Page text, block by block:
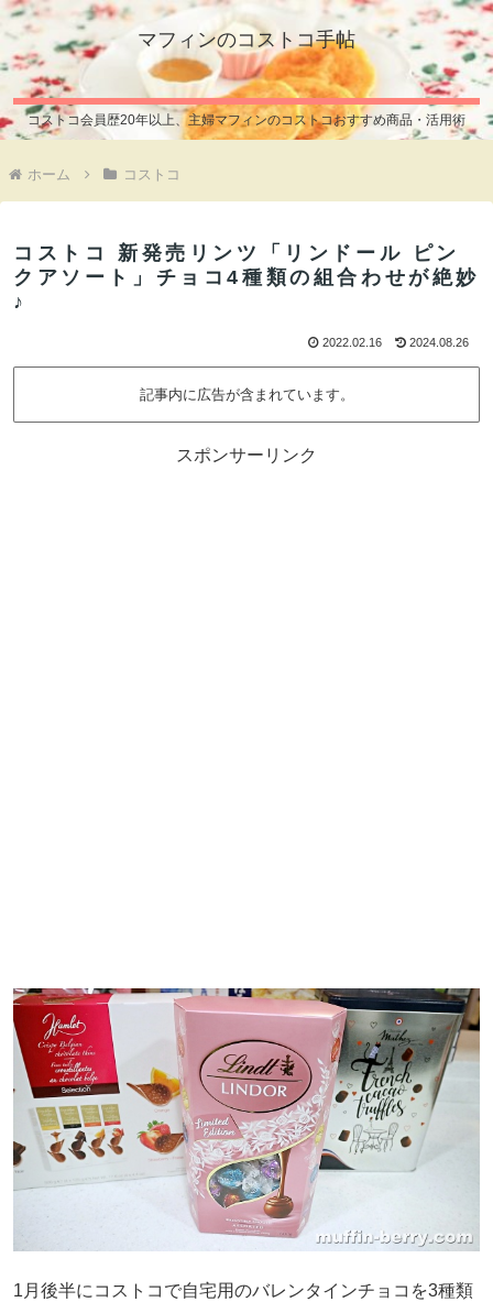
マフィンのコストコ手帖
コストコ会員歴20年以上、主婦マフィンのコストコおすすめ商品・活用術
ホーム コストコ
コストコ 新発売リンツ「リンドール ピン
クアソート」チョコ4種類の組合わせが絶妙
♪
2022.02.16 2024.08.26
記事内に広告が含まれています。
スポンサーリンク
1月後半にコストコで自宅用のバレンタインチョコを3種類